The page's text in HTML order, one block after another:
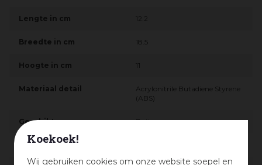
Koekoek!
Wij gebruiken cookies om onze website soepel en
Lengte in cm 12.2
Breedte in cm 18.5
Hoogte in cm 11
Materiaal detail
Acrylonitrile Butadiene Styrene
(ABS)
Geschikt voor Buiten
Wattage